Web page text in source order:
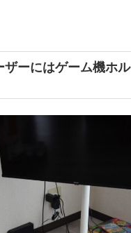
ーにはゲーム機ホ